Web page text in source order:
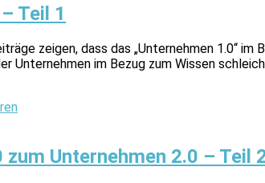
Teil 1
zeigen, dass das „Unternehmen 1.0“
Unternehmen im Bezug zum Wissen
Unternehmen 2.0 – Teil